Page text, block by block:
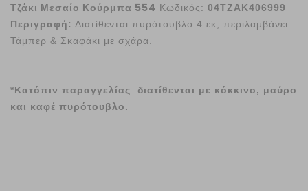
Τζάκι Μεσαίο Κούρμπα 554 Κωδικός: 04ΤΖΑΚ406999
Περιγραφή: Διατίθενται πυρότουβλο 4 εκ, περιλαμβάνει
Τάμπερ & Σκαφάκι με σχάρα.
*Κατόπιν παραγγελίας διατίθενται με κόκκινο, μαύρο
και καφέ πυρότουβλο.